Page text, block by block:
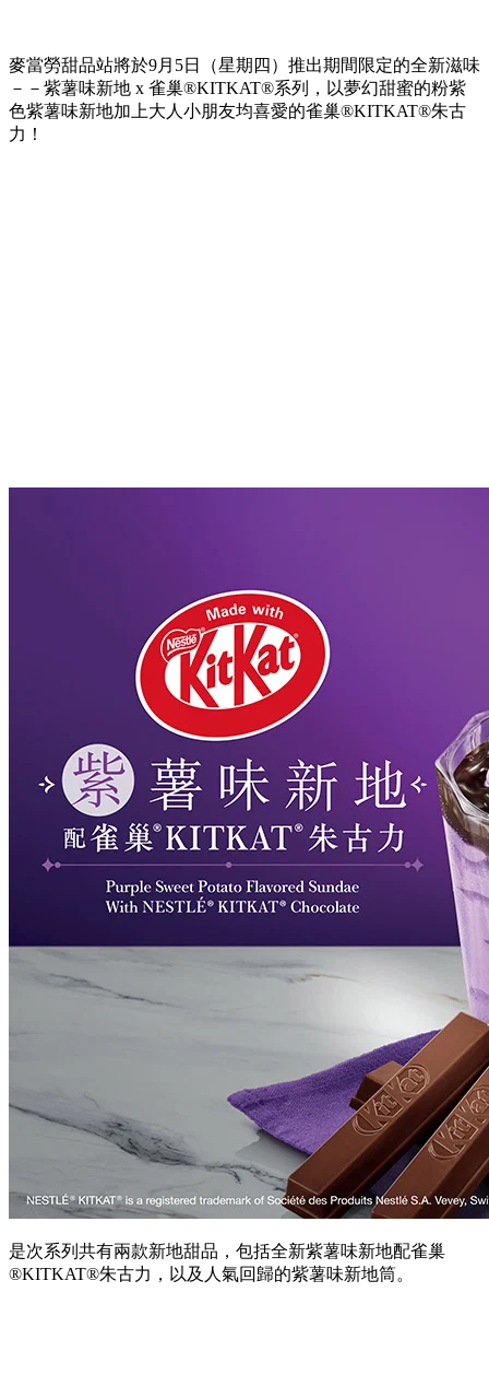
麥當勞甜品站將於9月5日（星期四）推出期間限定的全新滋味
－－紫薯味新地 x 雀巢®KITKAT®系列，以夢幻甜蜜的粉紫
色紫薯味新地加上大人小朋友均喜愛的雀巢®KITKAT®朱古
力！
是次系列共有兩款新地甜品，包括全新紫薯味新地配雀巢
®KITKAT®朱古力，以及人氣回歸的紫薯味新地筒。